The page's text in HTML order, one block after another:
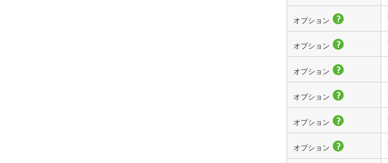
オプション
オプション
オプション
オプション
オプション
オプション